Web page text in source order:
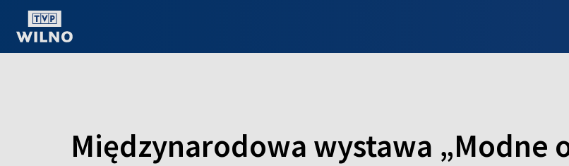
Międzynarodowa wystawa „Modne